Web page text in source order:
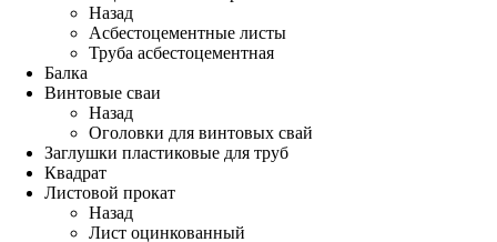
Назад
Асбестоцементные листы
Труба асбестоцементная
Балка
Винтовые сваи
Назад
Оголовки для винтовых свай
Заглушки пластиковые для труб
Квадрат
Листовой прокат
Назад
Лист оцинкованный